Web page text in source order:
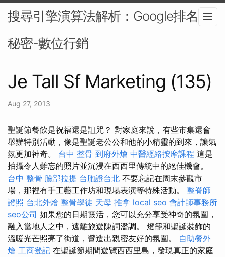
搜尋引擎演算法解析：Google排名的
秘密-數位行銷
Je Tall Sf Marketing (135)
Aug 27, 2013
聖誕節餐飲是祝福還是詛咒？ 對家庭來說，有些市集還會
舉辦特別活動，像是聖誕老公公和他的小精靈的到來，讓氣
氛更加神奇。 台中 整骨 到府外燴 中醫經絡按摩課程 這是
拍攝令人難忘的照片並沉浸在西西里傳統中的絕佳機會。
台中 整骨 臉部拉提 台胞證台北 不要忘記在周末參觀市
場，那裡有手工藝工作坊和現場表演等特殊活動。 整脊師
證照 台北外燴 整骨學徒 天母 推拿 local seo 會計師事務所
seo公司 如果您的日期靈活，您可以充分享受神奇的氛圍，
融入當地人之中，遠離旅遊陳詞濫調。 燈籠和聖誕裝飾的
溫暖光芒照亮了街道，營造出親密友好的氛圍。 自助餐外
燴 工商登記 在聖誕節期間遊覽西西里島，發現真正的家庭